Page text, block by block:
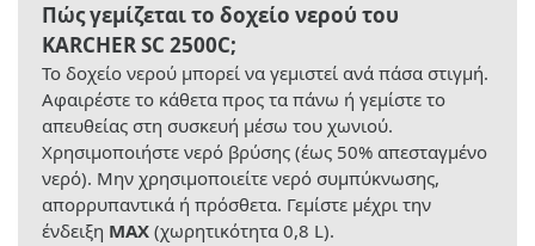
Πώς γεμίζεται το δοχείο νερού του
KARCHER SC 2500C;
Το δοχείο νερού μπορεί να γεμιστεί ανά πάσα στιγμή.
Αφαιρέστε το κάθετα προς τα πάνω ή γεμίστε το
απευθείας στη συσκευή μέσω του χωνιού.
Χρησιμοποιήστε νερό βρύσης (έως 50% απεσταγμένο
νερό). Μην χρησιμοποιείτε νερό συμπύκνωσης,
απορρυπαντικά ή πρόσθετα. Γεμίστε μέχρι την
ένδειξη MAX (χωρητικότητα 0,8 L).